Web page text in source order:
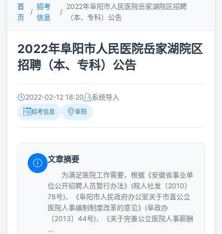
首
页
招考
信息
2022年阜阳市人民医院岳家湖院区招聘
（本、专科）公告
2022年阜阳市人民医院岳家湖院区
招聘（本、专科）公告
2022-02-12 18:20 系统导入
招考信息 阜阳
文章摘要
为满足医院工作需要，根据《安徽省事业单
位公开招聘人员暂行办法》(皖人社发〔2010〕
78号)、《阜阳市人民政府办公室关于市直公立
医院人事编制制度改革的意见》(阜政办
〔2013〕44号)、《关于完善公立医院人事薪酬
...